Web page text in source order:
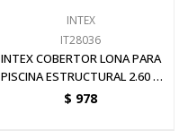
INTEX
IT28036
INTEX COBERTOR LONA PARA
PISCINA ESTRUCTURAL 2.60 X
1.60 METROS
$ 978